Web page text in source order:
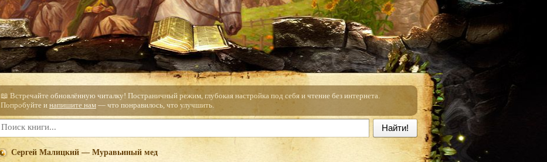
📖 Встречайте обновлённую читалку! Постраничный режим, глубокая настройка под себя и чтение без интернета.
Попробуйте и напишите нам — что понравилось, что улучшить.
Найти!
Сергей Малицкий — Муравьиный мед